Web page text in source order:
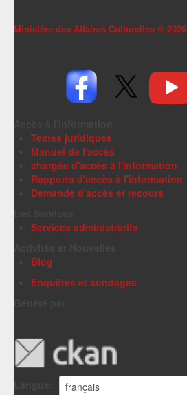
Ministère des Affaires Culturelles © 2026
Textes juridiques
Manuel de l'accès
chargés d'accès à l'information
Rapports d'accès à l'information
Demande d'accès et recours
Services administratifs
Blog
Enquêtes et sondages